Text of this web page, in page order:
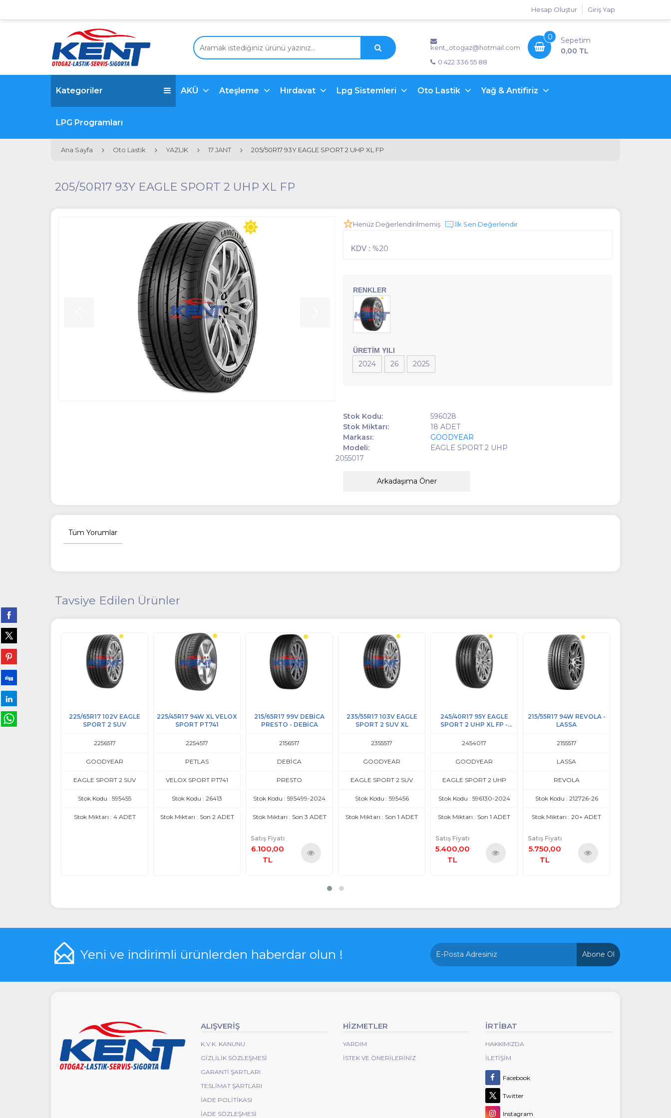
Giriş Yap
Hesap Oluştur
kent_otogaz@hotmail.com
0 422 336 55 88
0
Sepetim
0,00 TL
Kategoriler AKÜ Ateşleme Hırdavat Lpg Sistemleri Oto Lastik Yağ & Antifiriz
LPG Programları
Ana Sayfa Oto Lastik YAZLIK 17 JANT 205/50R17 93Y EAGLE SPORT 2 UHP XL FP
205/50R17 93Y EAGLE SPORT 2 UHP XL FP
Henüz Değerlendirilmemiş İlk Sen Değerlendir
KDV : %20
RENKLER
ÜRETIM YILI
2024 26 2025
Stok Kodu:
596028
Stok Miktarı:
18 ADET
Markası:
GOODYEAR
Modeli:
EAGLE SPORT 2 UHP
2055017
Arkadaşıma Öner
Tüm Yorumlar
Tavsiye Edilen Ürünler
102V EAGLE
2 SUV
225/45R17 94W XL VELOX
SPORT PT741
2254517
PETLAS
VELOX SPORT PT741
Stok Kodu : 26413
Stok Miktarı : Son 2 ADET
215/65R17 99V DEBİCA
PRESTO - DEBİCA
2156517
DEBİCA
PRESTO
Stok Kodu : 595499-2024
Stok Miktarı : Son 3 ADET
235/55R17 103V EAGLE
SPORT 2 SUV XL
2355517
GOODYEAR
EAGLE SPORT 2 SUV
Stok Kodu : 595456
Stok Miktarı : Son 1 ADET
245/40R17 95Y EAGLE
SPORT 2 UHP XL FP -
2454017
GOODYEAR
EAGLE SPORT 2 UHP
Stok Kodu : 596130-2024
Stok Miktarı : Son 1 ADET
215/55R17 94W REVOLA -
LASSA
2155517
LASSA
REVOLA
Stok Kodu : 212726-26
Stok Miktarı : 20+ ADET
Satış Fiyatı
5.750,00
TL
225/45R17 91W REVOLA
2254517
LASSA
REVOLA
Stok Kodu : 218047
Stok Miktarı : 20+ ADET
Yeni ve indirimli ürünlerden haberdar olun ! Abone Ol
ALIŞVERİŞ
K.V.K. KANUNU
GIZLILIK SÖZLEŞMESI
GARANTI ŞARTLARI
TESLIMAT ŞARTLARI
İADE POLITIKASI
İADE SÖZLEŞMESI
HİZMETLER
YARDIM
İSTEK VE ÖNERILERINIZ
İRTİBAT
HAKKIMIZDA
İLETIŞIM
Facebook
Twitter
Instagram